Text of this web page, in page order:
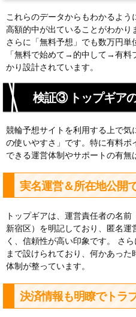
これらのデータからもわかるよ
高額的中が出ていることがわかり
さらに「無料予想」でも数万円単
「無料で始めて→的中して→有料
かり設計されています。
検証③ トップギア
競輪予想サイトを利用する上で気
の使いやすさ」です。特に有料
できる運営体制やサポートの有無
実名運営＆所在地公開
トップギアは、運営責任者の名
新宿区）を明記しており、匿名
く、信頼性が高い印象です。 さ
まで設けられており、何かあっ
体制が整っています。
決済情報も明瞭でトラ